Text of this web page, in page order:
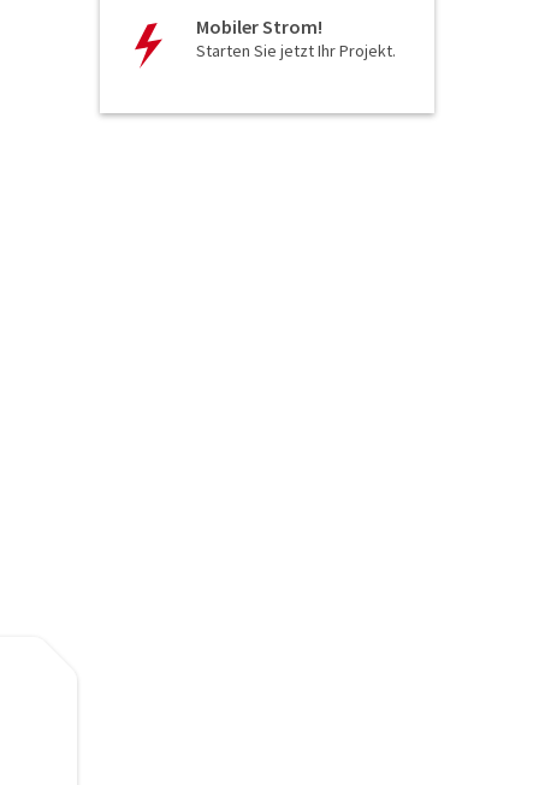
Mobiler Strom!
Starten Sie jetzt Ihr Projekt.